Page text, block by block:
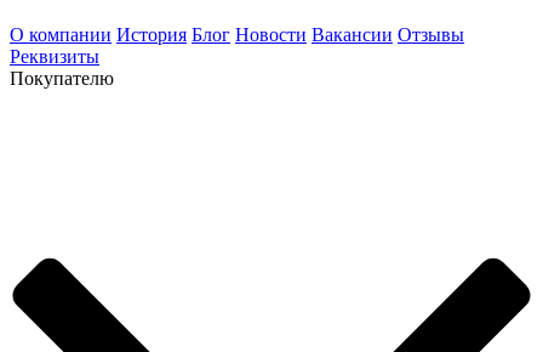
О компании История Блог Новости Вакансии Отзывы
Реквизиты
Покупателю